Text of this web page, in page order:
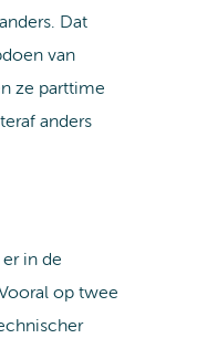
Dat
van
ze parttime
anders
in de
op twee